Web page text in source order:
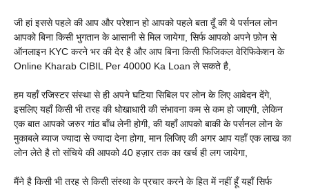
जी हां इससे पहले की आप और परेशान हो आपको पहले बता दूँ की ये पर्सनल लोन
आपको बिना किसी भुगतान के आसानी से मिल जायेगा, सिर्फ आपको अपने फ़ोन से
ऑनलाइन KYC करने भर की देर है और आप बिना किसी फिजिकल वेरिफिकेशन के
Online Kharab CIBIL Per 40000 Ka Loan ले सकते है,
हम यहाँ रजिस्टर संस्था से ही अपने घटिया सिबिल पर लोन के लिए आवेदन देंगे,
इसलिए यहाँ किसी भी तरह की धोखाधारी की संभावना कम से कम हो जाएगी, लेकिन
एक बात आपको जरुर गांठ बाँध लेनी होगी, की यहाँ आपको बाकी के पर्सनल लोन के
मुकाबले ब्याज ज्यादा से ज्यादा देना होगा, मान लिजिए की अगर आप यहाँ एक लाख का
लोन लेते है तो संचिये की आपको 40 हज़ार तक का खर्च ही लग जायेगा,
मैंने है किसी भी तरह से किसी संस्था के प्रचार करने के हित में नहीं हूँ यहाँ सिर्फ